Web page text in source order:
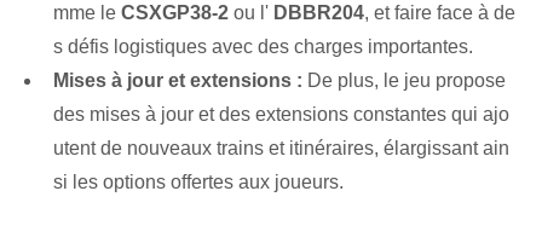
mme le‍ CSXGP38-2 ou l' DB⁤BR‍204, et faire face à de
s défis logistiques avec des charges importantes.
Mises à jour et extensions : De plus, le jeu propose
des mises à jour et des extensions constantes qui ajo
utent de nouveaux trains et itinéraires, élargissant ain
si les options offertes aux joueurs.